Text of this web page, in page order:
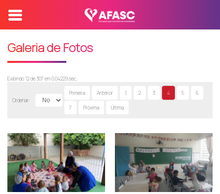
Galeria de Fotos
Exibindo 12 de 307 em 0.04229 sec.
Ordenar:
Primeira Anterior 1 2 3 4 5 6
7 Próxima Última